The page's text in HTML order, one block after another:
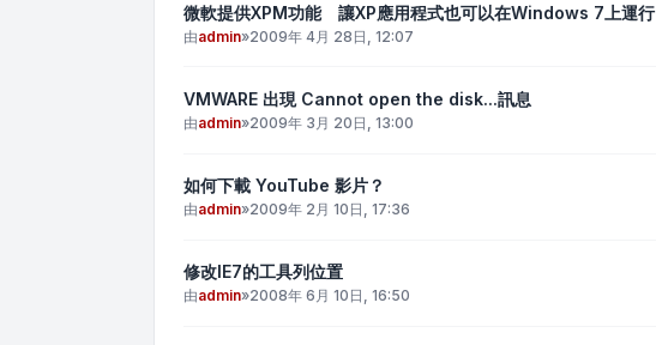
微軟提供XPM功能 讓XP應用程式也可以在Windows 7上運行
由admin»2009年 4月 28日, 12:07
VMWARE 出現 Cannot open the disk...訊息
由admin»2009年 3月 20日, 13:00
如何下載 YouTube 影片？
由admin»2009年 2月 10日, 17:36
修改IE7的工具列位置
由admin»2008年 6月 10日, 16:50